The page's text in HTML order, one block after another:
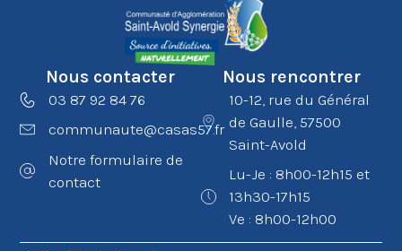
Nous contacter
03 87 92 84 76
communaute@casas57.fr
Notre formulaire de
contact
Nous rencontrer
10-12, rue du Général
de Gaulle, 57500
Saint-Avold
Lu-Je : 8h00-12h15 et
13h30-17h15
Ve : 8h00-12h00